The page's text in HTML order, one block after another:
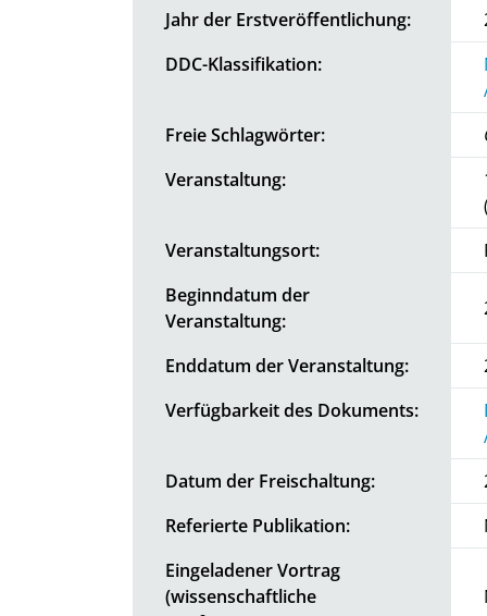
Jahr der Erstveröffentlichung:
DDC-Klassifikation:
Freie Schlagwörter:
Veranstaltung:
Veranstaltungsort:
Beginndatum der
Veranstaltung:
Enddatum der Veranstaltung:
Verfügbarkeit des Dokuments:
Datum der Freischaltung:
Referierte Publikation:
Eingeladener Vortrag
(wissenschaftliche